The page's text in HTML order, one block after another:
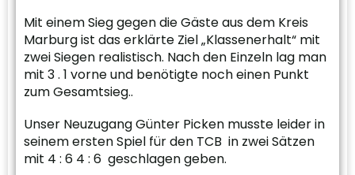
Mit einem Sieg gegen die Gäste aus dem Kreis
Marburg ist das erklärte Ziel „Klassenerhalt“ mit
zwei Siegen realistisch. Nach den Einzeln lag man
mit 3 . 1 vorne und benötigte noch einen Punkt
zum Gesamtsieg..
Unser Neuzugang Günter Picken musste leider in
seinem ersten Spiel für den TCB in zwei Sätzen
mit 4 : 6 4 : 6 geschlagen geben.